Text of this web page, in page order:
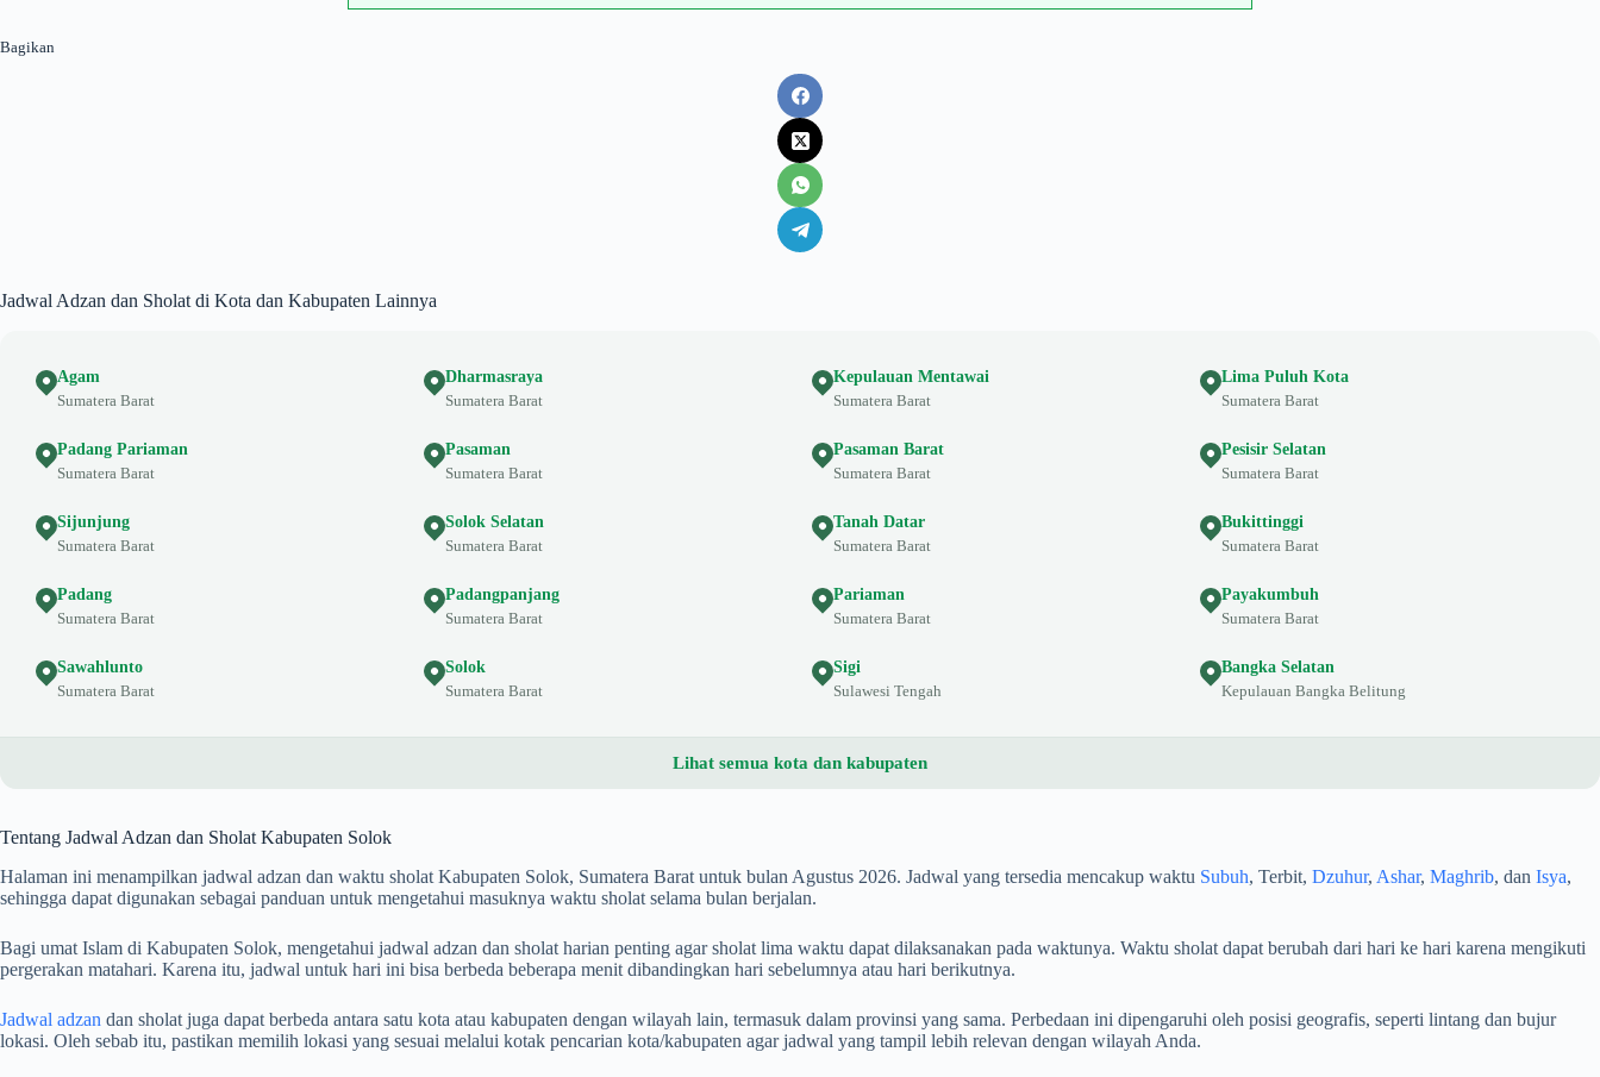
Bagikan
Jadwal Adzan dan Sholat di Kota dan Kabupaten Lainnya
Agam
Sumatera Barat
Dharmasraya
Sumatera Barat
Kepulauan Mentawai
Sumatera Barat
Lima Puluh Kota
Sumatera Barat
Padang Pariaman
Sumatera Barat
Pasaman
Sumatera Barat
Pasaman Barat
Sumatera Barat
Pesisir Selatan
Sumatera Barat
Sijunjung
Sumatera Barat
Solok Selatan
Sumatera Barat
Tanah Datar
Sumatera Barat
Bukittinggi
Sumatera Barat
Padang
Sumatera Barat
Padangpanjang
Sumatera Barat
Pariaman
Sumatera Barat
Payakumbuh
Sumatera Barat
Sawahlunto
Sumatera Barat
Solok
Sumatera Barat
Sigi
Sulawesi Tengah
Bangka Selatan
Kepulauan Bangka Belitung
Lihat semua kota dan kabupaten
Tentang Jadwal Adzan dan Sholat Kabupaten Solok
Halaman ini menampilkan jadwal adzan dan waktu sholat Kabupaten Solok, Sumatera Barat untuk bulan Agustus 2026. Jadwal yang tersedia mencakup waktu Subuh, Terbit, Dzuhur, Ashar, Maghrib, dan Isya,
sehingga dapat digunakan sebagai panduan untuk mengetahui masuknya waktu sholat selama bulan berjalan.
Bagi umat Islam di Kabupaten Solok, mengetahui jadwal adzan dan sholat harian penting agar sholat lima waktu dapat dilaksanakan pada waktunya. Waktu sholat dapat berubah dari hari ke hari karena mengikuti
pergerakan matahari. Karena itu, jadwal untuk hari ini bisa berbeda beberapa menit dibandingkan hari sebelumnya atau hari berikutnya.
Jadwal adzan dan sholat juga dapat berbeda antara satu kota atau kabupaten dengan wilayah lain, termasuk dalam provinsi yang sama. Perbedaan ini dipengaruhi oleh posisi geografis, seperti lintang dan bujur
lokasi. Oleh sebab itu, pastikan memilih lokasi yang sesuai melalui kotak pencarian kota/kabupaten agar jadwal yang tampil lebih relevan dengan wilayah Anda.